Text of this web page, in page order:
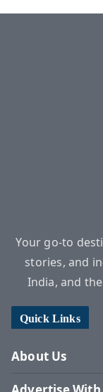
Your go-to
stories, and
India, and
Quick Links
About Us